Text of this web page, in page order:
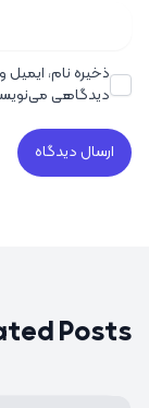
ذخیره نام، ایمیل
دیدگاهی
Posts